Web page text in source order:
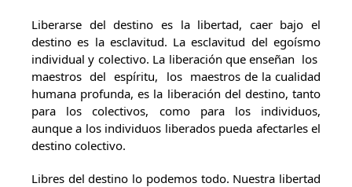
Liberarse del destino es la libertad, caer bajo el
destino es la esclavitud. La esclavitud del egoísmo
individual y colectivo. La liberación que enseñan los
maestros del espíritu, los maestros de la cualidad
humana profunda, es la liberación del destino, tanto
para los colectivos, como para los individuos,
aunque a los individuos liberados pueda afectarles el
destino colectivo.
Libres del destino lo podemos todo. Nuestra libertad